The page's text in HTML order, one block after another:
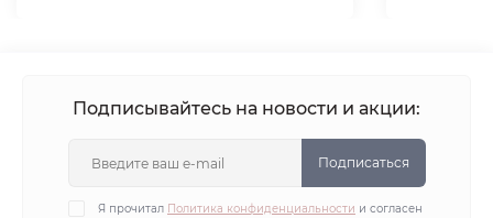
Подписывайтесь на новости и акции:
Подписаться
Я прочитал Политика конфиденциальности и согласен